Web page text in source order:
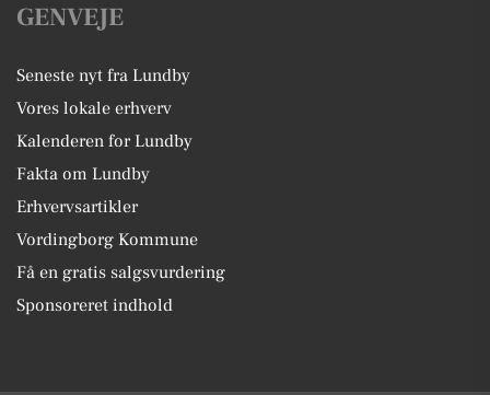
GENVEJE
Seneste nyt fra Lundby
Vores lokale erhverv
Kalenderen for Lundby
Fakta om Lundby
Erhvervsartikler
Vordingborg Kommune
Få en gratis salgsvurdering
Sponsoreret indhold